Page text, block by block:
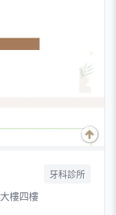
牙科診所
樓四樓